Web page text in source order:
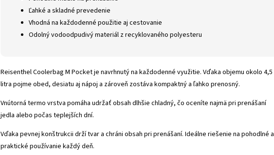
Ľahké a skladné prevedenie
Vhodná na každodenné použitie aj cestovanie
Odolný vodoodpudivý materiál z recyklovaného polyesteru
Reisenthel Coolerbag M Pocket je navrhnutý na každodenné využitie. Vďaka objemu okolo 4,5
litra pojme obed, desiatu aj nápoj a zároveň zostáva kompaktný a ľahko prenosný.
Vnútorná termo vrstva pomáha udržať obsah dlhšie chladný, čo oceníte najmä pri prenášaní
jedla alebo počas teplejších dní.
Vďaka pevnej konštrukcii drží tvar a chráni obsah pri prenášaní. Ideálne riešenie na pohodlné a
praktické používanie každý deň.